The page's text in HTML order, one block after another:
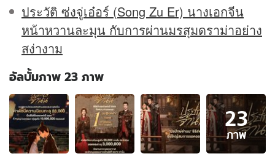
ประวัติ ซ่งจู่เอ๋อร์ (Song Zu Er) นางเอกจีน
หน้าหวานละมุน กับการผ่านมรสุมดราม่าอย่าง
สง่างาม
อัลบั้มภาพ 23 ภาพ
อัลบั้ม
ภาพ
23
ภาพ
ของ
23
ภาพ